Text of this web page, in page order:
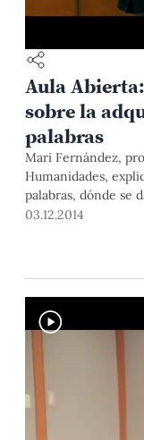
Aula
sobre la
palabras
Mari Fernández,
Humanidades,
palabras, dónde se
actividades; y cómo
03.12.2014